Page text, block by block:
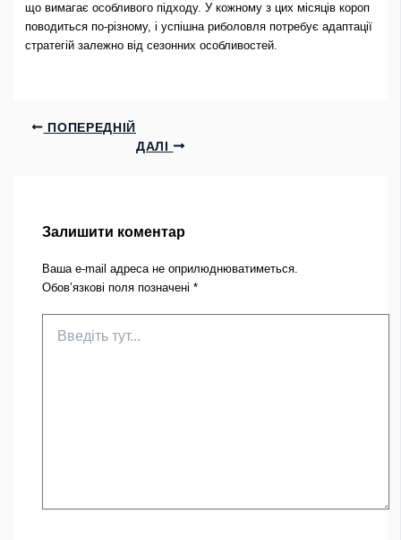
що вимагає особливого підходу. У кожному з цих місяців короп
поводиться по-різному, і успішна риболовля потребує адаптації
стратегій залежно від сезонних особливостей.
ПОПЕРЕДНІЙ
ДАЛІ
Залишити коментар
Ваша e-mail адреса не оприлюднюватиметься.
Обов’язкові поля позначені *
тут...